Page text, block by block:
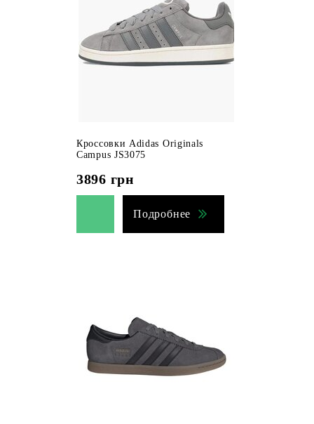
Кроссовки Adidas Originals
Campus JS3075
3896 грн
Подробнее